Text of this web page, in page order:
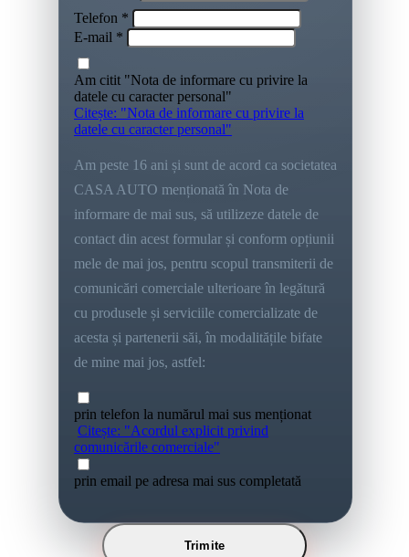
Telefon *
E-mail *
Am citit "Nota de informare cu privire la
datele cu caracter personal"
Citește: "Nota de informare cu privire la
datele cu caracter personal"
Am peste 16 ani și sunt de acord ca societatea
CASA AUTO menționată în Nota de
informare de mai sus, să utilizeze datele de
contact din acest formular și conform opțiunii
mele de mai jos, pentru scopul transmiterii de
comunicări comerciale ulterioare în legătură
cu produsele și serviciile comercializate de
acesta și partenerii săi, în modalitățile bifate
de mine mai jos, astfel:
prin telefon la numărul mai sus menționat
Citește: "Acordul explicit privind
comunicările comerciale"
prin email pe adresa mai sus completată
Trimite